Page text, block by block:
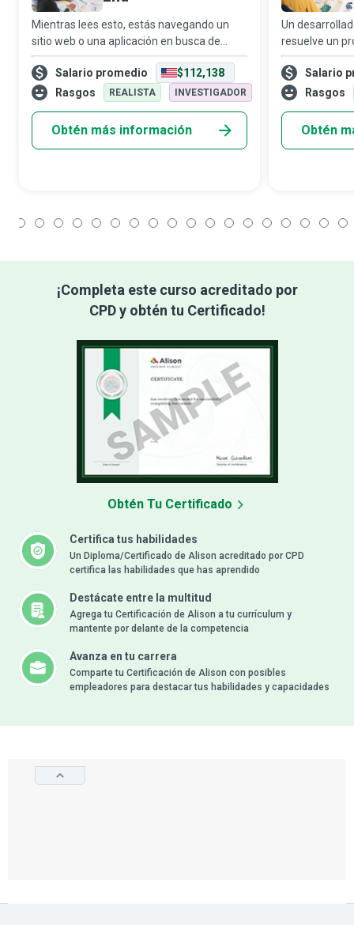
Mientras lees esto, estás navegando un
sitio web o una aplicación en busca de
información, un producto o un servicio,
todo a solo un clic de distancia. Sin
embargo, para que eso sea posible, se
Salario promedio
$112,138
Rasgos
REALISTA INVESTIGADOR
Obtén más información
Un
resuelve un
tienes, de
Más allá de
broma, los
Salario
Rasgos
Obtén
¡Completa este curso acreditado por
CPD y obtén tu Certificado!
Certifica tus habilidades
Un Diploma/Certificado de Alison acreditado por CPD
certifica las habilidades que has aprendido
Destácate entre la multitud
Agrega tu Certificación de Alison a tu currículum y
mantente por delante de la competencia
Avanza en tu carrera
Comparte tu Certificación de Alison con posibles
empleadores para destacar tus habilidades y capacidades
Obtén Tu Certificado